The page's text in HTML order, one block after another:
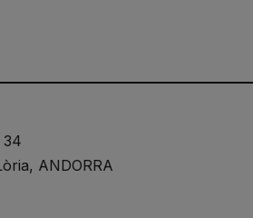
34
ANDORRA